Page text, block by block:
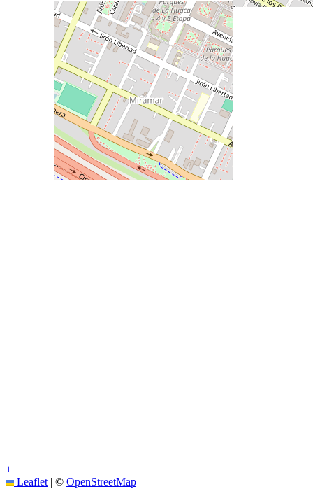
+−
Leaflet | © OpenStreetMap